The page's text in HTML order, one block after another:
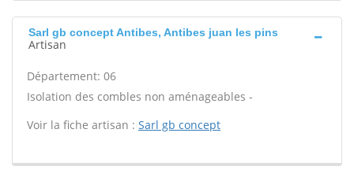
Sarl gb concept Antibes, Antibes juan les pins
Artisan
Département: 06
Isolation des combles non aménageables -
Voir la fiche artisan : Sarl gb concept